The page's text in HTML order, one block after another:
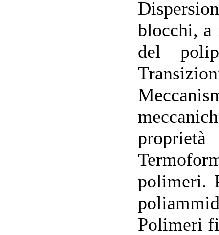
blocchi, a
del
polimeri.
Polimeri